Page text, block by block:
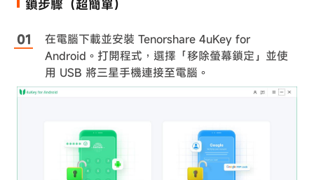
鎖步驟（超簡單）
在電腦下載並安裝 Tenorshare 4uKey for
Android。打開程式，選擇「移除螢幕鎖定」並使
用 USB 將三星手機連接至電腦。